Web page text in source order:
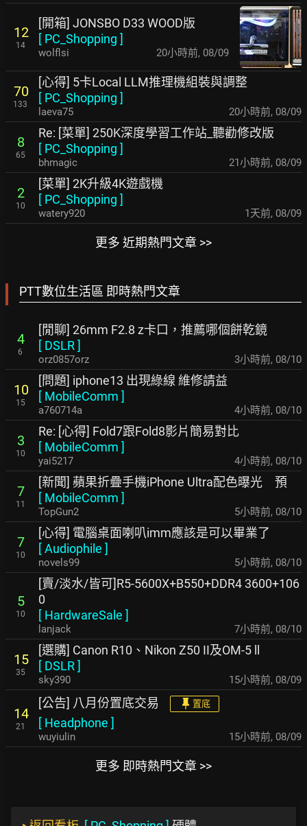
12
14
[開箱] JONSBO D33 WOOD版
[ PC_Shopping ]
wolflsi 20小時前, 08/09
70
133
[心得] 5卡Local LLM推理機組裝與調整
[ PC_Shopping ]
laeva75 20小時前, 08/09
8
65
Re: [菜單] 250K深度學習工作站_聽勸修改版
[ PC_Shopping ]
bhmagic 21小時前, 08/09
2
10
[菜單] 2K升級4K遊戲機
[ PC_Shopping ]
watery920 1天前, 08/09
更多 近期熱門文章 >>
PTT數位生活區 即時熱門文章
4
6
[閒聊] 26mm F2.8 z卡口，推薦哪個餅乾鏡
[ DSLR]
orz0857orz 3小時前, 08/10
10
15
[問題] iphone13 出現綠線 維修請益
[ MobileComm ]
a760714a 4小時前, 08/10
3
10
Re: [心得] Fold7跟Fold8影片簡易對比
[ MobileComm ]
yai5217 4小時前, 08/10
7
11
[新聞] 蘋果折疊手機iPhone Ultra配色曝光 預
[ MobileComm ]
TopGun2 5小時前, 08/10
7
10
[心得] 電腦桌面喇叭imm應該是可以畢業了
[Audiophile ]
novels99 5小時前, 08/10
5
10
[賣/淡水/皆可]R5-5600X+B550+DDR4 3600+106
0
[ HardwareSale ]
lanjack 7小時前, 08/10
15
35
[選購] Canon R10、Nikon Z50 II及OM-5 ll
[ DSLR]
sky390 15小時前, 08/09
14
21
[公告] 八月份置底交易 置底
[ Headphone ]
wuyiulin 15小時前, 08/09
更多 即時熱門文章 >>